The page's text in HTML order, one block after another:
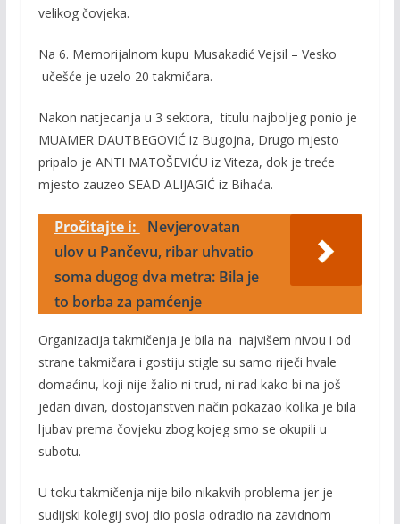
velikog čovjeka.
Na 6. Memorijalnom kupu Musakadić Vejsil – Vesko
učešće je uzelo 20 takmičara.
Nakon natjecanja u 3 sektora, titulu najboljeg ponio je
MUAMER DAUTBEGOVIĆ iz Bugojna, Drugo mjesto
pripalo je ANTI MATOŠEVIĆU iz Viteza, dok je treće
mjesto zauzeo SEAD ALIJAGIĆ iz Bihaća.
Pročitajte i:
Nevjerovatan
ulov u Pančevu, ribar uhvatio
soma dugog dva metra: Bila je
to borba za pamćenje
Organizacija takmičenja je bila na najvišem nivou i od
strane takmičara i gostiju stigle su samo riječi hvale
domaćinu, koji nije žalio ni trud, ni rad kako bi na još
jedan divan, dostojanstven način pokazao kolika je bila
ljubav prema čovjeku zbog kojeg smo se okupili u
subotu.
U toku takmičenja nije bilo nikakvih problema jer je
sudijski kolegij svoj dio posla odradio na zavidnom